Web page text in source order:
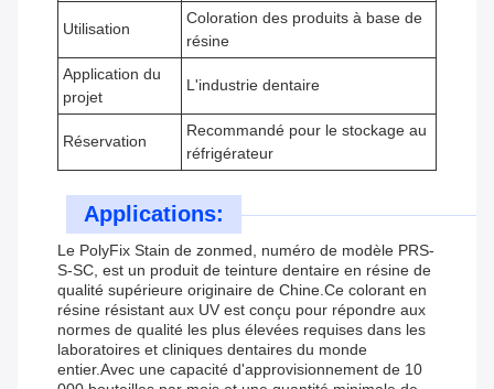
Utilisation
Coloration des produits à base de
résine
Application du
projet
L'industrie dentaire
Réservation
Recommandé pour le stockage au
réfrigérateur
Applications:
Le PolyFix Stain de zonmed, numéro de modèle PRS-
S-SC, est un produit de teinture dentaire en résine de
qualité supérieure originaire de Chine.Ce colorant en
résine résistant aux UV est conçu pour répondre aux
normes de qualité les plus élevées requises dans les
laboratoires et cliniques dentaires du monde
entier.Avec une capacité d'approvisionnement de 10